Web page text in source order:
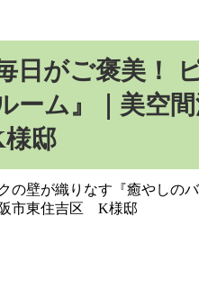
日がご褒美！
ーム』｜美空
邸